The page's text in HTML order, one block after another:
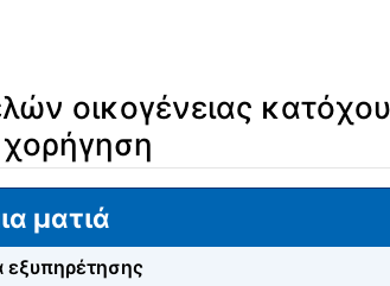
οικογένειας
χορήγηση
ματιά
εξυπηρέτησης